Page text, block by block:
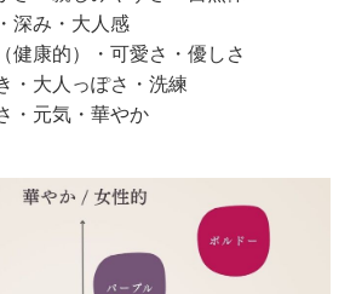
深み・大人感
健康的）・可愛さ・優しさ
・大人っぽさ・洗練
・元気・華やか